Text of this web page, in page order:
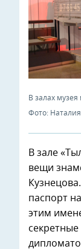
В залах
Фото:
В зале
вещи
паспорт
этим